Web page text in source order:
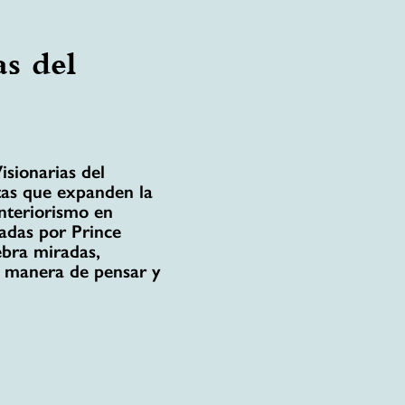
del
del
que expanden la
en
por Prince
miradas,
de pensar y